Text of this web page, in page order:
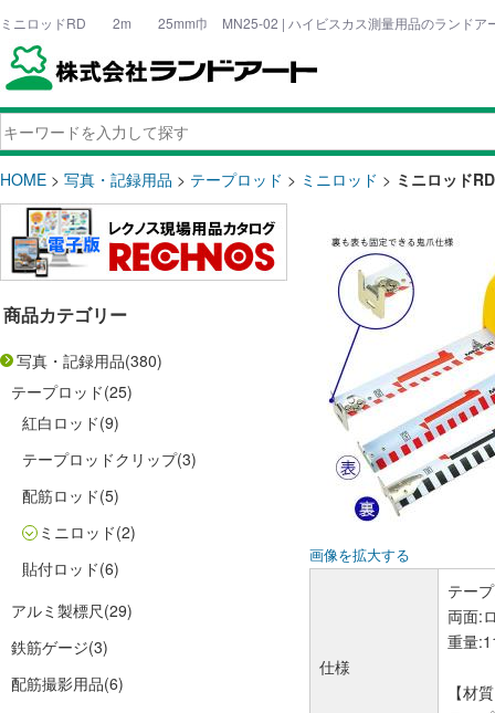
ミニロッドRD 2m 25mm巾 MN25-02 | ハイビスカス測量用品のランドア
HOME > 写真・記録用品 > テープロッド > ミニロッド > ミニロッ
商品カテゴリー
写真・記録用品(380)
テープロッド(25)
紅白ロッド(9)
テープロッドクリップ(3)
配筋ロッド(5)
ミニロッド(2)
貼付ロッド(6)
アルミ製標尺(29)
鉄筋ゲージ(3)
配筋撮影用品(6)
画像を拡大する
仕様
テー
両面:
重量
【材